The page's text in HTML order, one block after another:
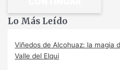
Lo Más Leído
Viñedos de Alcohuaz: la magia
Valle del Elqui